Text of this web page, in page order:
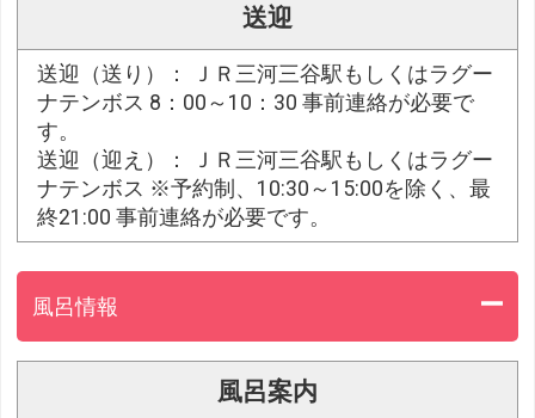
送迎
送迎（送り）： ＪＲ三河三谷駅もしくはラグー
ナテンボス 8：00～10：30 事前連絡が必要で
す。
送迎（迎え）： ＪＲ三河三谷駅もしくはラグー
ナテンボス ※予約制、10:30～15:00を除く、最
終21:00 事前連絡が必要です。
風呂情報
風呂案内